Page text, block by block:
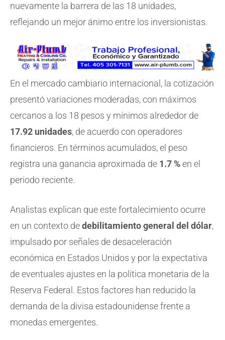
nuevamente la barrera de las 18 unidades,
reflejando un mejor ánimo entre los inversionistas.
En el mercado cambiario internacional, la cotización
presentó variaciones moderadas, con máximos
cercanos a los 18 pesos y mínimos alrededor de
17.92 unidades, de acuerdo con operadores
financieros. En términos acumulados, el peso
registra una ganancia aproximada de 1.7 %en el
periodo reciente.
Analistas explican que este fortalecimiento ocurre
en un contexto dedebilitamiento general del dólar,
impulsado por señales de desaceleración
económica en Estados Unidos y por la expectativa
de eventuales ajustes en la política monetaria de la
Reserva Federal. Estos factores han reducido la
demanda de la divisa estadounidense frente a
monedas emergentes.